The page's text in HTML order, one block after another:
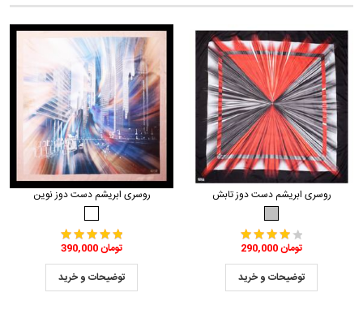
روسری ابریشم دست دوز نوین
390,000 تومان
توضیحات و خرید
روسری ابریشم دست دوز تابش
290,000 تومان
توضیحات و خرید